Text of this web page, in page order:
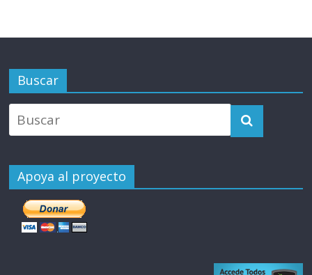
Buscar
Apoya al proyecto